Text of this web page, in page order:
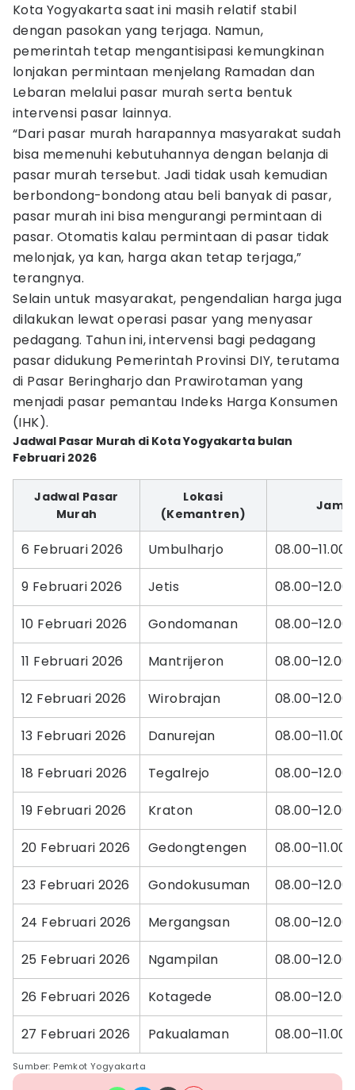
Kota Yogyakarta saat ini masih relatif stabil
dengan pasokan yang terjaga. Namun,
pemerintah tetap mengantisipasi kemungkinan
lonjakan permintaan menjelang Ramadan dan
Lebaran melalui pasar murah serta bentuk
intervensi pasar lainnya.
“Dari pasar murah harapannya masyarakat sudah
bisa memenuhi kebutuhannya dengan belanja di
pasar murah tersebut. Jadi tidak usah kemudian
berbondong-bondong atau beli banyak di pasar,
pasar murah ini bisa mengurangi permintaan di
pasar. Otomatis kalau permintaan di pasar tidak
melonjak, ya kan, harga akan tetap terjaga,”
terangnya.
Selain untuk masyarakat, pengendalian harga juga
dilakukan lewat operasi pasar yang menyasar
pedagang. Tahun ini, intervensi bagi pedagang
pasar didukung Pemerintah Provinsi DIY, terutama
di Pasar Beringharjo dan Prawirotaman yang
menjadi pasar pemantau Indeks Harga Konsumen
(IHK).
Jadwal Pasar Murah di Kota Yogyakarta bulan
Februari 2026
Sumber: Pemkot Yogyakarta
Jadwal Pasar
Murah
Lokasi
(Kemantren)
Jam
6 Februari 2026 Umbulharjo 08.00–11.00
9 Februari 2026 Jetis 08.00–12.00
10 Februari 2026 Gondomanan 08.00–12.00
11 Februari 2026 Mantrijeron 08.00–12.00
12 Februari 2026 Wirobrajan 08.00–12.00
13 Februari 2026 Danurejan 08.00–11.00
18 Februari 2026 Tegalrejo 08.00–12.00
19 Februari 2026 Kraton 08.00–12.00
20 Februari 2026 Gedongtengen 08.00–11.00
23 Februari 2026 Gondokusuman 08.00–12.00
24 Februari 2026 Mergangsan 08.00–12.00
25 Februari 2026 Ngampilan 08.00–12.00
26 Februari 2026 Kotagede 08.00–12.00
27 Februari 2026 Pakualaman 08.00–11.00